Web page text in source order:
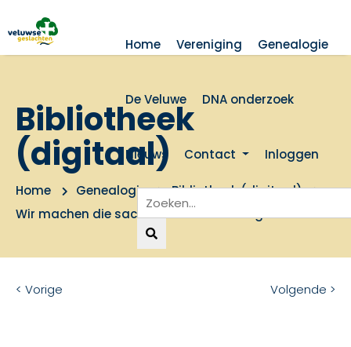
Home Vereniging Genealogie
De Veluwe DNA onderzoek
Nieuws Contact Inloggen
Bibliotheek
(digitaal)
Home Genealogie
Bibliotheek (digitaal)
Wir machen die sachen die nimmer vergehen
< Vorige Volgende >